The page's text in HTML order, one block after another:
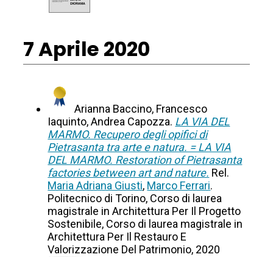
7 Aprile 2020
Arianna Baccino, Francesco
Iaquinto, Andrea Capozza. LA VIA DEL
MARMO. Recupero degli opifici di
Pietrasanta tra arte e natura. = LA VIA
DEL MARMO. Restoration of Pietrasanta
factories between art and nature. Rel.
Maria Adriana Giusti, Marco Ferrari.
Politecnico di Torino, Corso di laurea
magistrale in Architettura Per Il Progetto
Sostenibile, Corso di laurea magistrale in
Architettura Per Il Restauro E
Valorizzazione Del Patrimonio, 2020